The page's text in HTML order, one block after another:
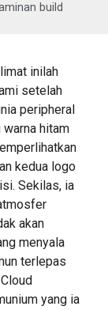
build
inilah
setelah
peripheral
hitam
kedua logo
Sekilas, ia
akan
menyala
terlepas
yang ia